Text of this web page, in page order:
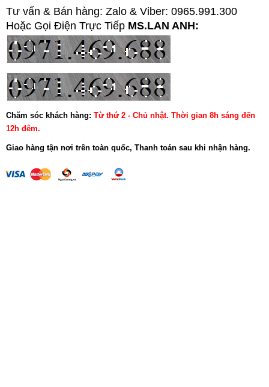
Tư vấn & Bán hàng: Zalo & Viber: 0965.991.300
Hoặc Gọi Điện Trực Tiếp MS.LAN ANH:
Chăm sóc khách hàng: Từ thứ 2 - Chủ nhật. Thời gian 8h sáng đến
12h đêm.
Giao hàng tận nơi trên toàn quốc, Thanh toán sau khi nhận hàng.